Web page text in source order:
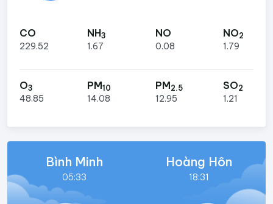
CO
229.52
NH3
1.67
NO
0.08
NO2
1.79
O3
48.85
PM10
14.08
PM2.5
12.95
SO2
1.21
Bình Minh
05:33
Hoàng Hôn
18:31